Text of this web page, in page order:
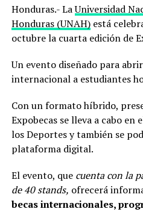
Honduras.- LaUniversidad
Honduras (UNAH)está
octubre la cuarta edición de
Un evento diseñado para
internacional a estudiantes
Con un formato híbrido,
Expobecas se lleva a cabo en
los Deportes y también se
plataforma digital.
El evento, que cuenta con la
de 40 stands, ofrecerá
becas internacionales,